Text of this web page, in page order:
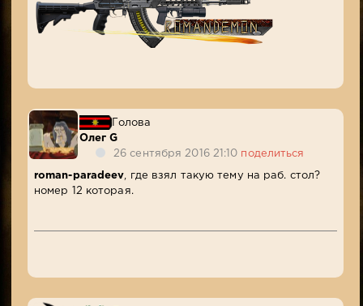
Голова
Олег G
26 сентября 2016 21:10 поделиться
roman-paradeev , где взял такую тему на раб. стол?
номер 12 которая.